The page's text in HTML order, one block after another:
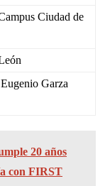
Ciudad de
Garza
20 años
con FIRST